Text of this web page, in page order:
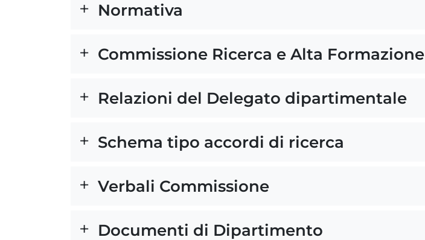
Normativa
Commissione Ricerca e Alta Formazione
Relazioni del Delegato dipartimentale
Schema tipo accordi di ricerca
Verbali Commissione
Documenti di Dipartimento